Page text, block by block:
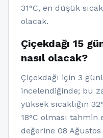
31°C, en düşük
olacak.
Çiçekdağı 15
nasıl olacak?
Çiçekdağı için 3
incelendiğinde; bu
yüksek sıcaklığın
18°C olması tahmin
değerine 08